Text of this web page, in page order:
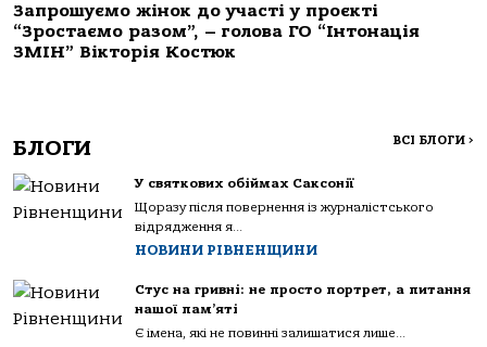
Запрошуємо жінок до участі у проєкті
“Зростаємо разом”, – голова ГО “Інтонація
ЗМІН” Вікторія Костюк
БЛОГИ ВСІ БЛОГИ >
У святкових обіймах Саксонії
Щоразу після повернення із журналістського
відрядження я...
НОВИНИ РІВНЕНЩИНИ
Стус на гривні: не просто портрет, а питання
нашої пам’яті
Є імена, які не повинні залишатися лише...